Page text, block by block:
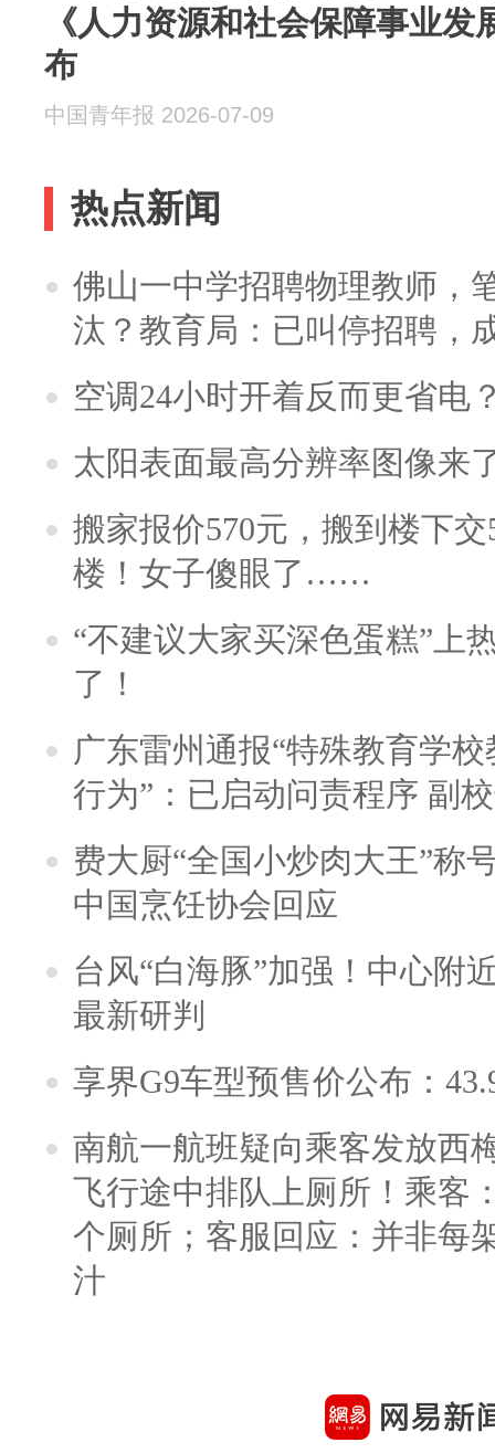
《人力资源和社会保障事业发
布
中国青年报 2026-07-09
热点新闻
佛山一中学招聘物理教师，
汰？教育局：已叫停招聘，
空调24小时开着反而更省电
太阳表面最高分辨率图像来
搬家报价570元，搬到楼下
楼！女子傻眼了……
“不建议大家买深色蛋糕”上
了！
广东雷州通报“特殊教育学
行为”：已启动问责程序 副
费大厨“全国小炒肉大王”称
中国烹饪协会回应
台风“白海豚”加强！中心附
最新研判
享界G9车型预售价公布：
南航一航班疑向乘客发放西
飞行途中排队上厕所！乘客
个厕所；客服回应：并非每
汁